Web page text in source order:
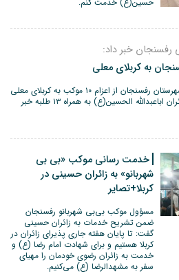
رفسنجان خبر داد:
رئیس تبلیغات اسلامی شهرستان رفسنجان از اعزام ۱۰ موکب به کربلای معلی
برای خدمت رسانی به زائران اباعبدالله الحسین(ع) به همراه ۱۳ طلبه خبر
خدمت رسانی موکب «بی بی
شهربانو» به زائران حسینی در
کربلا+تصایر
مسؤول موکب بی‌بی شهربانو رفسنجان
ضمن تشریح خدمات به زائران حسینی
گفت: تا پایان هفته جاری پذیرای زائران در
کربلا هستیم و برای شهادت امام رضا (ع) و
خدمت به زائران رضوی خودمان را مهیای
سفر به مشهدالرضا (ع) می‌کنیم.